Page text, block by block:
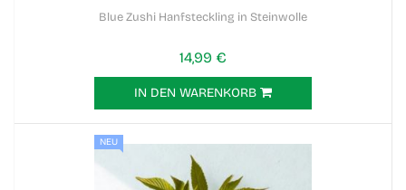
Blue Zushi Hanfsteckling in Steinwolle
14,99 €
IN DEN WARENKORB
NEU